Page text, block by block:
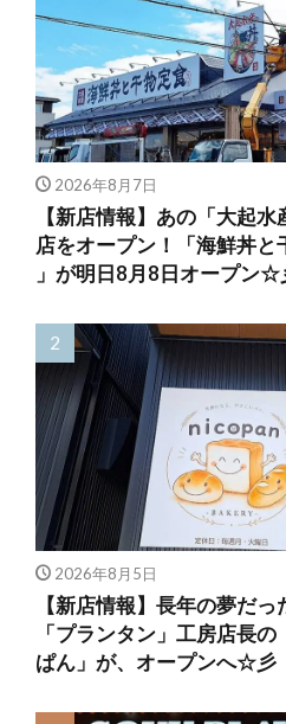
2026年8月7日
【新店情報】あの「大起
店をオープン！「海鮮丼と
」が明日8月8日オープン☆
2026年8月5日
【新店情報】長年の夢だ
「プランタン」工房店長
ぱん」が、オープンへ☆彡